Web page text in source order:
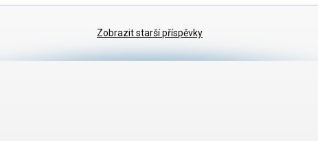
Zobrazit starší příspěvky